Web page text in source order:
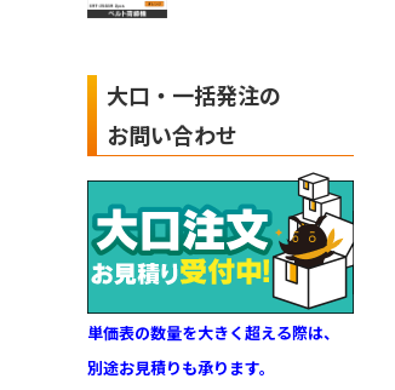
大口・一括発注の
お問い合わせ
単価表の数量を大きく超える際は、
別途お見積りも承ります。